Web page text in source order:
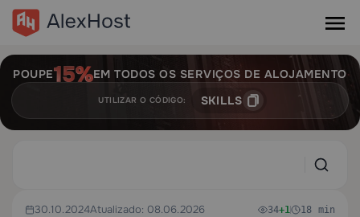
POUPE EM TODOS OS SERVIÇOS DE ALOJAMENTO
UTILIZAR O CÓDIGO: SKILLS
30.10.2024Atualizado: 08.06.2026
34+1 18 min